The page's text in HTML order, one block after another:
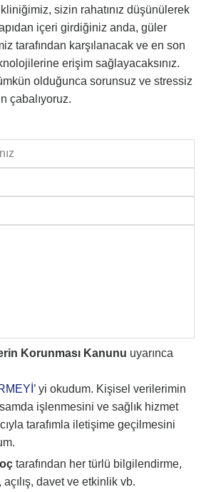
sizin rahatınız düşünülerek
içeri girdiğiniz anda, güler
tarafından karşılanacak ve en son
erişim sağlayacaksınız.
olduğunca sorunsuz ve stressiz
çabalıyoruz.
Korunması Kanunu uyarınca
’ yi okudum. Kişisel verilerimin
işlenmesini ve sağlık hizmet
tarafımla iletişime geçilmesini
tarafından her türlü bilgilendirme,
açılış, davet ve etkinlik vb.